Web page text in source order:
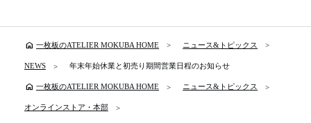
home 一枚板のATELIER MOKUBA HOME ニュース&トピックス
NEWS 年末年始休業と初売り期間営業日程のお知らせ
home 一枚板のATELIER MOKUBA HOME ニュース&トピックス
オンラインストア・本部